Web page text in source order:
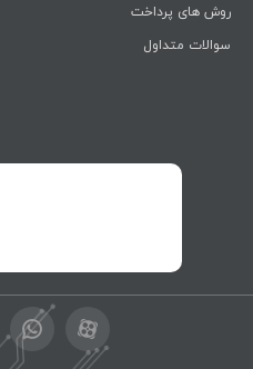
روش های پرداخت
سوالات متداول